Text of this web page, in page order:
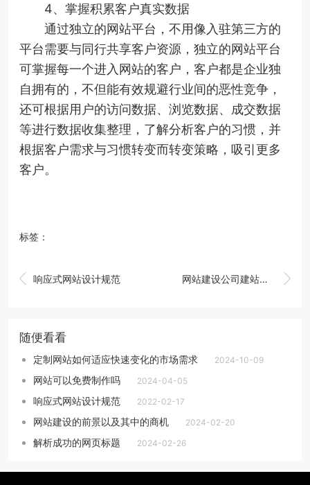
4、掌握积累客户真实数据
通过独立的网站平台，不用像入驻第三方的
平台需要与同行共享客户资源，独立的网站平台
可掌握每一个进入网站的客户，客户都是企业独
自拥有的，不但能有效规避行业间的恶性竞争，
还可根据用户的访问数据、浏览数据、成交数据
等进行数据收集整理，了解分析客户的习惯，并
根据客户需求与习惯转变而转变策略，吸引更多
客户。
标签：
 响应式网站设计规范 
网站建设公司建站要注意这些
随便看看
定制网站如何适应快速变化的市场需求 2024-10-09
网站可以免费制作吗 2024-04-05
响应式网站设计规范 2022-02-17
网站建设的前景以及其中的商机 2024-02-20
解析成功的网页标题 2024-02-26